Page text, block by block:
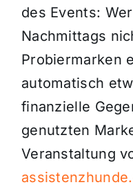
des Events:
Nachmittags
Probiermarken
automatisch
finanzielle
genutzten
Veranstaltung